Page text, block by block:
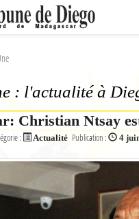
: l'actualité à
Christian Ntsay
: Actualité Publication : 4